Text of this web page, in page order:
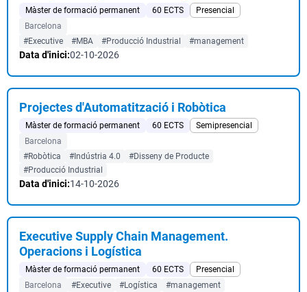
Màster de formació permanent 60 ECTS
Presencial
Barcelona
#Executive
#MBA #Producció Industrial #management
Data d'inici:02-10-2026
Projectes d'Automatització i Robòtica
Màster de formació permanent 60 ECTS
Semipresencial
Barcelona
#Robòtica
#Indústria 4.0
#Disseny de Producte
#Producció Industrial
Data d'inici:14-10-2026
Executive Supply Chain Management.
Operacions i Logística
Màster de formació permanent 60 ECTS
Presencial
Barcelona
#Executive #Logística #management